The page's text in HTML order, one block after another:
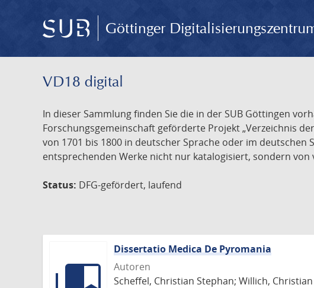
Göttinger
VD18 digital
In dieser Sammlung finden Sie die in der SUB Göttingen
Forschungsgemeinschaft geförderte Projekt „Verzeichnis
von 1701 bis 1800 in deutscher Sprache oder im
entsprechenden Werke nicht nur katalogisiert, sondern
Status: DFG-gefördert, laufend
Dissertatio Medica De Pyromania
Autoren
Scheffel, Christian Stephan; Willich,